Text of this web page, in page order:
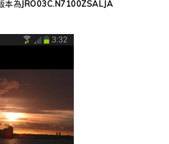
本為JRO03C.N7100ZSALJA